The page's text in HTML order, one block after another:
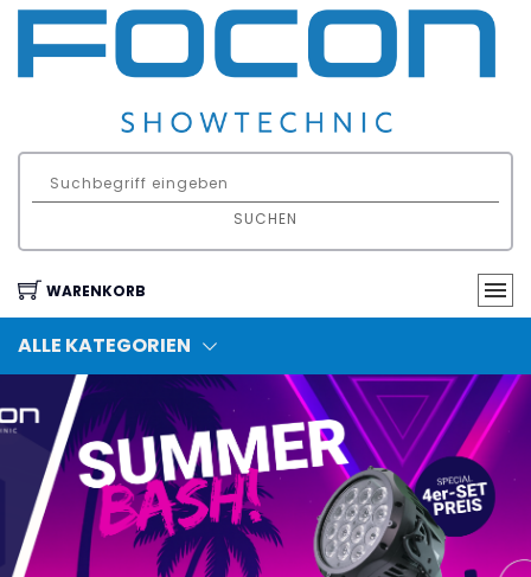
SUCHEN
WARENKORB
ALLE KATEGORIEN